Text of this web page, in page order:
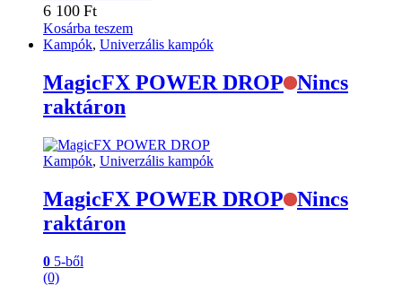
6 100 Ft
Kosárba teszem
Kampók, Univerzális kampók
MagicFX POWER DROP
Nincs
raktáron
Kampók, Univerzális kampók
MagicFX POWER DROP
Nincs
raktáron
0 5-ből
(0)